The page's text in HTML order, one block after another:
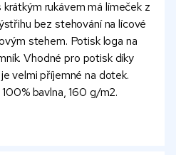
rukávem má límeček z
bez stehování na lícové
stehem. Potisk loga na
Vhodné pro potisk díky
velmi příjemné na dotek.
bavlna, 160 g/m2.